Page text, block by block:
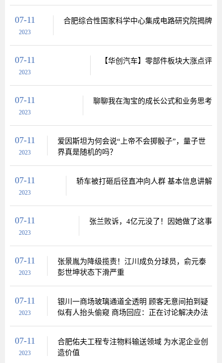
07-11
2023
合肥综合性国家科学中心集成电路研究院揭牌
07-11
2023
【华创汽车】零部件板块大涨点评
07-11
2023
聊聊我在淘宝的成长公式和业务思考
07-11
2023
爱因斯坦为何会说“上帝不会掷骰子”，量子世
界真是随机的吗？
07-11
2023
轿车被打砸后径直冲向人群 基本信息讲解
07-11
2023
张兰败诉，4亿元没了！因她做了这事
07-11
2023
张景胤为降级揽责！江川成负分球员，俞元泰
彭世坤状态下滑严重
07-11
2023
银川一商场玻璃通道全透明 顾客无意间拍到疑
似有人抬头偷窥 商场回应：正在讨论解决办法
07-11
2023
合肥佑夫工程专注物料输送领域 为水泥企业创
造价值